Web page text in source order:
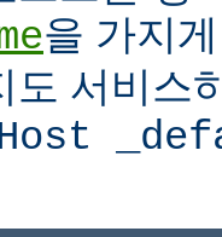
을 가지
도 서비스